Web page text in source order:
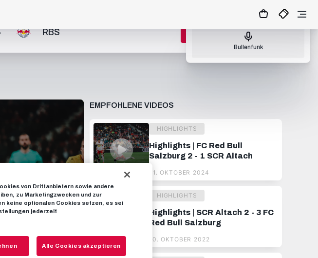
RBS ZUM MATCHCENTER
EMPFOHLENE VIDEOS
HIGHLIGHTS
Highlights | FC Red Bull
Salzburg 2 - 1 SCR Altach
21. OKTOBER 2024
HIGHLIGHTS
Highlights | SCR Altach 2 - 3 FC
Red Bull Salzburg
10. OKTOBER 2022
Nächster Bullenfunk: So., 09.08.26 17:00
Bullenfunk
von Drittanbietern sowie andere
zu Marketingzwecken und zur
keine optionalen Cookies setzen, es sei
jederzeit
Alle Cookies akzeptieren